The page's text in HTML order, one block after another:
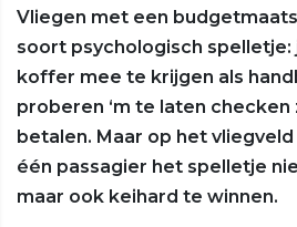
Vliegen met een
soort psychologisch
koffer mee te krijgen als
proberen ‘m te laten
betalen. Maar op het
één passagier het spelletje
maar ook keihard te winnen.